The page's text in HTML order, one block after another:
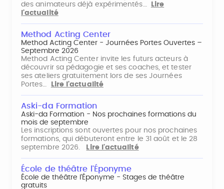
des animateurs déjà expérimentés…
Lire
l'actualité
Method Acting Center
Method Acting Center - Journées Portes Ouvertes –
Septembre 2026
Method Acting Center invite les futurs acteurs à
découvrir sa pédagogie et ses coaches, et tester
ses ateliers gratuitement lors de ses Journées
Portes…
Lire l'actualité
Aski-da Formation
Aski-da Formation - Nos prochaines formations du
mois de septembre
Les inscriptions sont ouvertes pour nos prochaines
formations, qui débuteront entre le 31 août et le 28
septembre 2026.
Lire l'actualité
École de théâtre l'Éponyme
École de théâtre l'Éponyme - Stages de théâtre
gratuits